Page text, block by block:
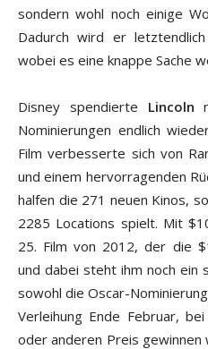
sondern wohl noch einige
Dadurch wird er
wobei es eine knappe Sache
Disney spendierte Lincoln
Nominierungen endlich
Film verbesserte sich von
und einem hervorragenden
halfen die 271 neuen Kinos,
2285 Locations spielt. Mit
25. Film von 2012, der die
und dabei steht ihm noch ein
sowohl die Oscar-
Verleihung Ende Februar,
oder anderen Preis gewinnen